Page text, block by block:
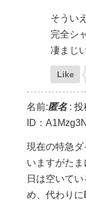
そうい
完全シ
凄まじ
Like
名前:匿名: 投
ID：
現在の特急
いますがた
日は空いて
め、代わり